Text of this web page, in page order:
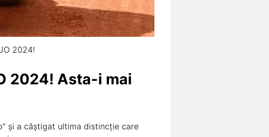
2024!
2024! Asta-i mai
și a câștigat ultima distincție care